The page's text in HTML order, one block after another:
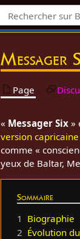
Messager
Page
« Messager Six »
version capricaine
comme «
yeux de Baltar,
Sommaire
1 Biographie
2 Évolution